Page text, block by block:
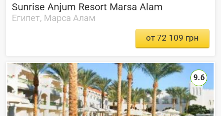
Sunrise Anjum Resort Marsa Alam
Египет, Марса Алам
от 72 109 грн
9.6